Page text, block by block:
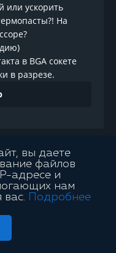
или ускорить
На
в BGA сокете
в разрезе.
вы даете
файлов
адресе и
нам
вас.
Подробнее